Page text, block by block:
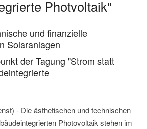
Photvoltaik"
und finanzielle
Solaranlagen
der Tagung "Strom statt
- Die ästhetischen und technischen
Photovoltaik stehen im